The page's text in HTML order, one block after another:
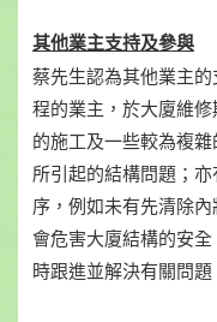
其他業主支持及參與
蔡先生認為其他業主
程的業主，於大廈維
的施工及一些較為複
所引起的結構問題；
序，例如未有先清除
會危害大廈結構的安
時跟進並解決有關問題